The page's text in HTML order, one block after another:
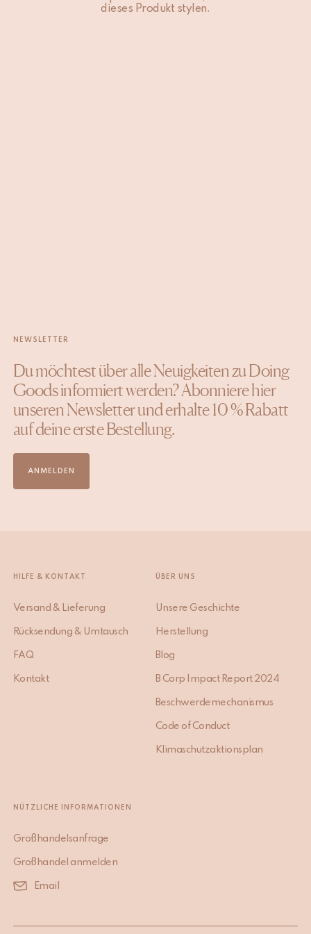
dieses Produkt stylen.
NEWSLETTER
Du möchtest über alle Neuigkeiten zu Doing
Goods informiert werden? Abonniere hier
unseren Newsletter und erhalte 10 % Rabatt
auf deine erste Bestellung.
ANMELDEN
HILFE & KONTAKT
Versand & Lieferung
Rücksendung & Umtausch
FAQ
Kontakt
ÜBER UNS
Unsere Geschichte
Herstellung
Blog
B Corp Impact Report 2024
Beschwerdemechanismus
Code of Conduct
Klimaschutzaktionsplan
NÜTZLICHE INFORMATIONEN
Großhandelsanfrage
Großhandel anmelden
Email